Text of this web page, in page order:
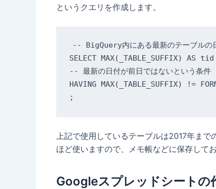
というクエリを作成します。
-- BigQuery内にある最新のテーブルの
SELECT MAX(_TABLE_SUFFIX)
-- 最新の日付が前日ではないという条件
HAVING MAX(_TABLE_SUFFIX) !=
;
上記で使用しているテーブルは2017年ま
ほど使いますので、メモ帳などに保存して
Googleスプレッドシートの